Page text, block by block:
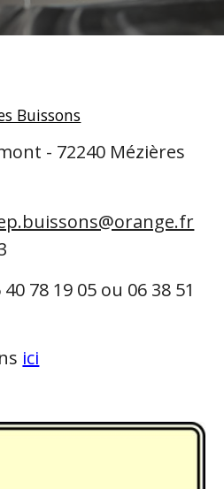
Buissons
- 72240 Mézières
78 19 05 ou 06 38 51
ici